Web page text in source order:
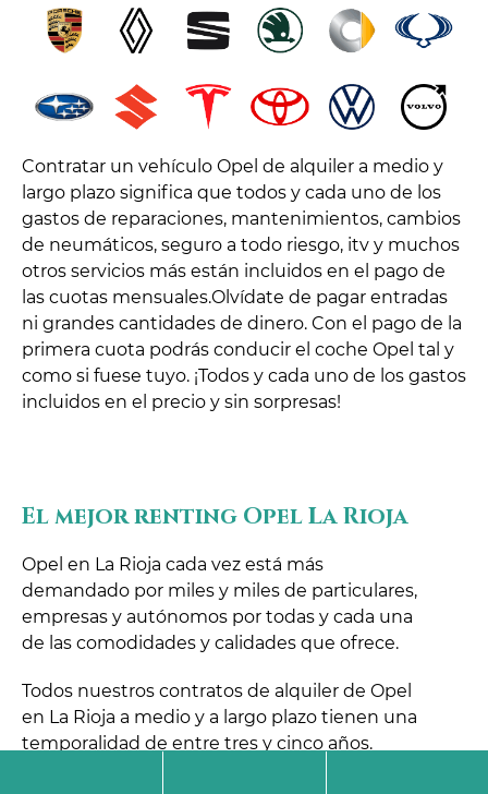
Contratar un vehículo Opel de alquiler a medio y
largo plazo significa que todos y cada uno de los
gastos de reparaciones, mantenimientos, cambios
de neumáticos, seguro a todo riesgo, itv y muchos
otros servicios más están incluidos en el pago de
las cuotas mensuales.Olvídate de pagar entradas
ni grandes cantidades de dinero. Con el pago de la
primera cuota podrás conducir el coche Opel tal y
como si fuese tuyo. ¡Todos y cada uno de los gastos
incluidos en el precio y sin sorpresas!
El mejor renting Opel La Rioja
Opel en La Rioja cada vez está más
demandado por miles y miles de particulares,
empresas y autónomos por todas y cada una
de las comodidades y calidades que ofrece.
Todos nuestros contratos de alquiler de Opel
en La Rioja a medio y a largo plazo tienen una
temporalidad de entre tres y cinco años.